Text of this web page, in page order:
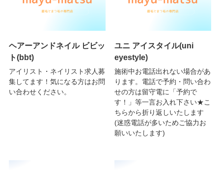
ヘアーアンドネイル ビビッ
ト(bbt)
アイリスト・ネイリスト求人募
集してます！気になる方はお問
い合わせください。
ユニ アイスタイル(uni
eyestyle)
施術中お電話出れない場合があ
ります。電話で予約・問い合わ
せの方は留守電に「予約で
す！」等一言お入れ下さい★こ
ちらから折り返しいたします
(迷惑電話が多いためご協力お
願いいたします)